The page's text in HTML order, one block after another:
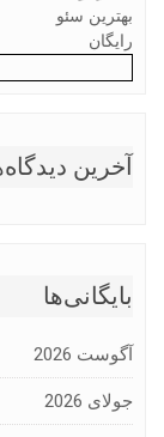
بهترین سئو
رایگان
آخرین
بایگانی‌ها
آگوست 2026
جولای 2026